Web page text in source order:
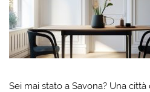
Sei mai stato a Savona? Una